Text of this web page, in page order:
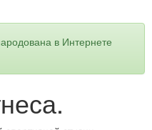
в Интернете